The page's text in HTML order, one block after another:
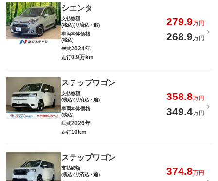
シエンタ
支払総額
(税込)(リ済込・追)
279.9万円
車両本体価格
(税込)
268.9万円
年式2024年
走行0.9万km
ステップワゴン
支払総額
(税込)(リ済込・追)
358.8万円
車両本体価格
(税込)
349.4万円
年式2026年
走行10km
ステップワゴン
支払総額
(税込)(リ済込・追)
374.8万円